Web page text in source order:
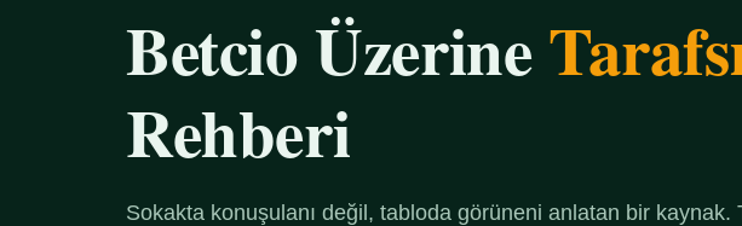
Betcio Üzerine
Rehberi
Sokakta konuşulanı değil, tabloda görüneni anlatan bir kaynak.